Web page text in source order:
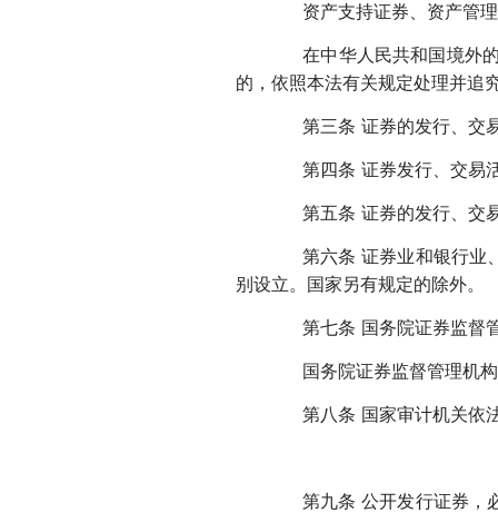
资产支持证券、资产管理
在中华人民共和国境外的
的，依照本法有关规定处理并追
第三条 证券的发行、交易
第四条 证券发行、交易活
第五条 证券的发行、交易
第六条 证券业和银行业、
别设立。国家另有规定的除外。
第七条 国务院证券监督管
国务院证券监督管理机构
第八条 国家审计机关依
第九条 公开发行证券，必